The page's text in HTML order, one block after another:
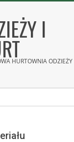
I
HURTOWNIA ODZIEŻY